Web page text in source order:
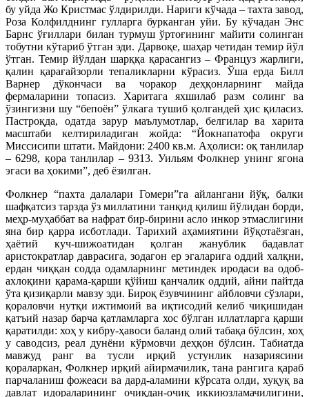
бу уйда Жо Кристмас ўлдирилди. Нариги кўчада – тахта завод,
Роза Колфилднинг гулларга бурканган уйи. Бу кўчадан Энс
Барнс ўғиллари билан турмуш ўртоғининг майити солинган
тобутни кўтариб ўтган эди. Дарвоқе, шаҳар четидан темир йўл
ўтган. Темир йўлдан шарққа қарасангиз – Француз жарлиги,
қалин қарағайзорли тепаликларни кўрасиз. Ўша ерда Билл
Варнер дўкончаси ва чоракор деҳқонларнинг майда
фермаларини топасиз. Харитага яхшилаб разм солинг ва
ўзингизни шу “бепоён” ўлкага тушиб қолгандей ҳис қиласиз.
Пастроқда, одатда зарур маълумотлар, белгилар ва харита
масштаби келтириладиган жойда: “Йокнапатофа округи
Миссисипи штати. Майдони: 2400 кв.м. Аҳолиси: оқ танлилар
– 6298, қора танлилар – 9313. Уильям Фолкнер унинг ягона
эгаси ва ҳокими”, деб ёзилган.
Фолкнер “пахта далалари Гомери”га айлангани йўқ, балки
шафқатсиз тарзда ўз миллатини танқид қилиш йўлидан борди,
меҳр-муҳаббат ва нафрат бир-бирини асло инкор этмаслигини
яна бир қарра исботлади. Тарихий аҳамиятини йўқотаёзган,
ҳаётий куч-шижоатидан қолган жанублик бадавлат
аристократлар даврасига, зодагон ер эгаларига оддий халқни,
ердан чиққан содда одамларнинг метиндек иродаси ва одоб-
ахлоқини қарама-қарши қўйиш қанчалик оддий, айни пайтда
ўта қизиқарли мавзу эди. Бироқ ёзувчининг айбловчи сўзлари,
қораловчи нутқи ижтимоий ва иқтисодий келиб чиқишидан
қатъий назар барча қатламларга хос бўлган иллатларга қарши
қаратилди: хоҳ у кибру-ҳавоси баланд олий табақа бўлсин, хоҳ
у саводсиз, реал дунёни кўрмовчи деҳқон бўлсин. Табиатда
мавжуд ранг ва тусли ирқий устунлик назариясини
қораларкан, Фолкнер ирқий айирмачилик, тана рангига қараб
парчаланиш фожеаси ва дард-аламини кўрсата олди, хуқуқ ва
давлат идораларининг очиқдан-очиқ иккиюзламачилигини,